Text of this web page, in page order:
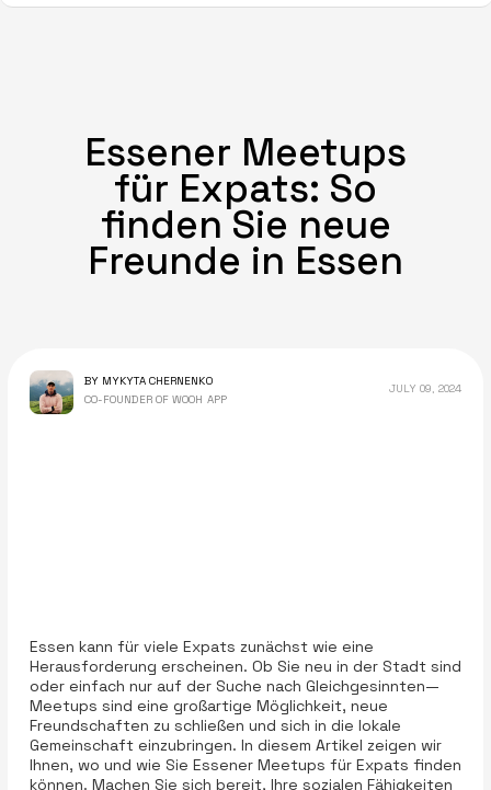
Essener Meetups
für Expats: So
finden Sie neue
Freunde in Essen
BY MYKYTA CHERNENKO
CO-FOUNDER OF WOOH APP
JULY 09, 2024
Essen kann für viele Expats zunächst wie eine
Herausforderung erscheinen. Ob Sie neu in der Stadt sind
oder einfach nur auf der Suche nach Gleichgesinnten—
Meetups sind eine großartige Möglichkeit, neue
Freundschaften zu schließen und sich in die lokale
Gemeinschaft einzubringen. In diesem Artikel zeigen wir
Ihnen, wo und wie Sie Essener Meetups für Expats finden
können. Machen Sie sich bereit, Ihre sozialen Fähigkeiten